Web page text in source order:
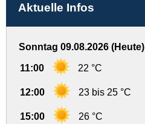
Aktuelle Infos
Sonntag 09.08.2026 (Heute)
11:00 22 °C
12:00 23 bis 25 °C
15:00 26 °C